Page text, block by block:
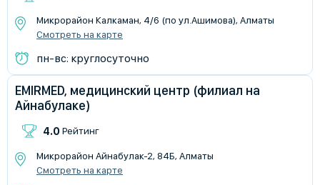
Микрорайон Калкаман, 4/6 (по ул.Ашимова), Алматы
Смотреть на карте
пн-вс: круглосуточно
EMIRMED, медицинский центр (филиал на
Айнабулаке)
4.0 Рейтинг
​Микрорайон Айнабулак-2, 84Б, Алматы
Смотреть на карте